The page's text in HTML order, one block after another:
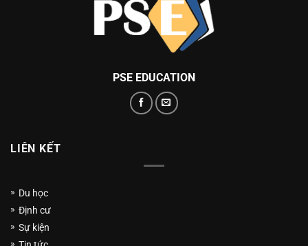
PSE EDUCATION
LIÊN KẾT
Du học
Định cư
Sự kiện